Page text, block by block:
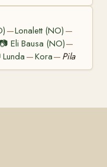
—Lonalett (NO) —
📷 Eli Bausa (NO)—
Lunda —Kora— Pila